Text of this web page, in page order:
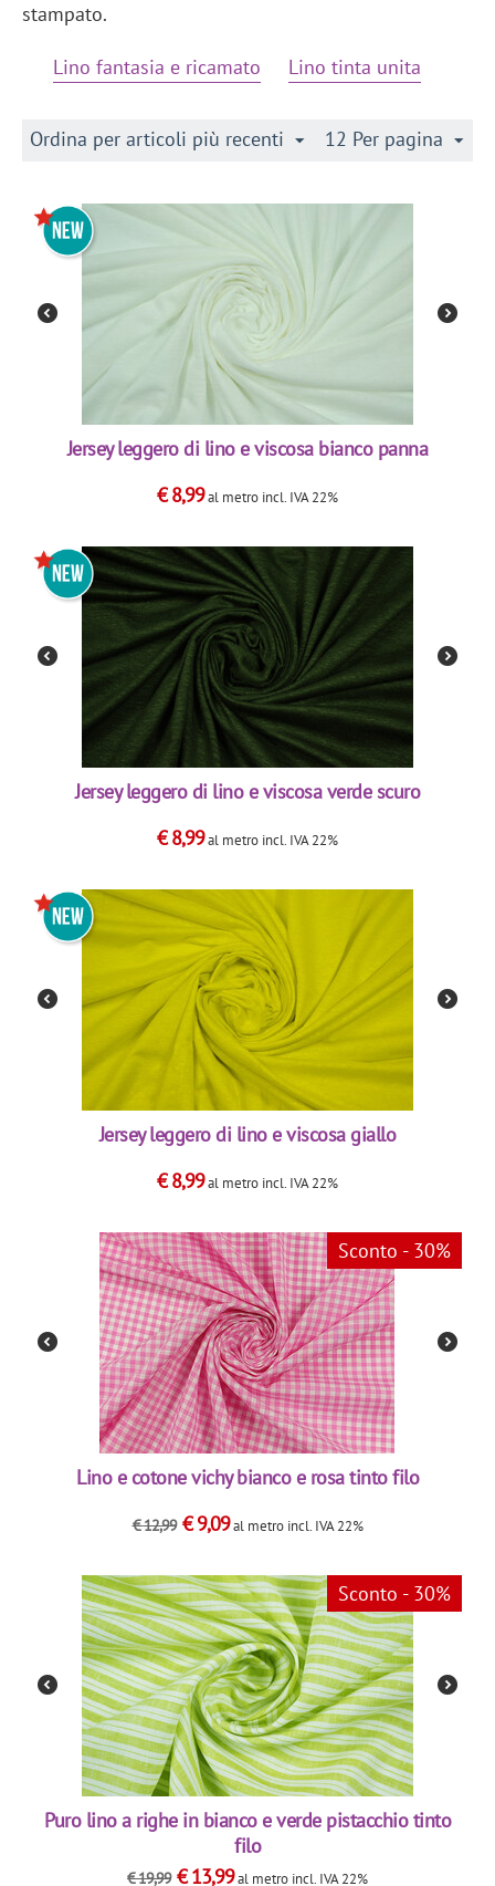
stampato.
Lino fantasia e ricamato Lino tinta unita
Ordina per articoli più recenti 12 Per pagina
Jersey leggero di lino e viscosa bianco panna
€8,99al metro incl. IVA 22%
Jersey leggero di lino e viscosa verde scuro
€8,99al metro incl. IVA 22%
Jersey leggero di lino e viscosa giallo
€8,99al metro incl. IVA 22%
Sconto - 30%
Lino e cotone vichy bianco e rosa tinto filo
€12,99 €9,09 al metro incl. IVA 22%
Sconto - 30%
Puro lino a righe in bianco e verde pistacchio tinto
filo
€19,99 €13,99al metro incl. IVA 22%